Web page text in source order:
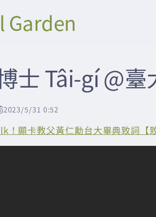
Garden
士 Tâi-gí @臺
2023/5/31 0:52
！顯卡教父黃仁勳台大畢典致詞【